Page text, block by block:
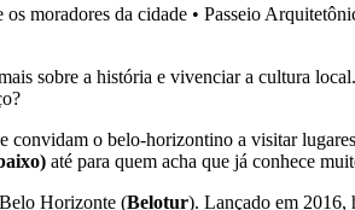
moradores da cidade • Passeio
sobre a história e vivenciar a cultura
o belo-horizontino a visitar
até para quem acha que já conhece
Horizonte (Belotur). Lançado em 2016,